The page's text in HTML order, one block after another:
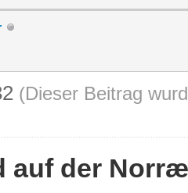
(Dieser Beitrag
auf der